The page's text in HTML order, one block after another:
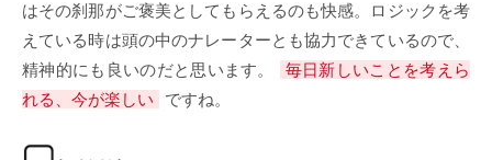
はその刹那がご褒美としてもらえるのも快感。ロジックを考
えている時は頭の中のナレーターとも協力できているので、
精神的にも良いのだと思います。
毎日新しいことを考えら
れる、今が楽しい
ですね。